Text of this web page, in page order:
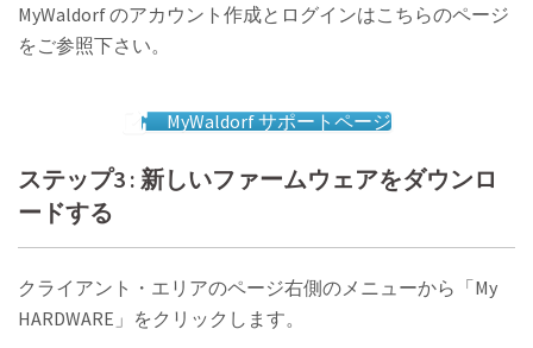
MyWaldorf のアカウント作成とログインはこちらのページ
をご参照下さい。
MyWaldorf サポートページ
ステップ3 : 新しいファームウェアをダウンロ
ードする
クライアント・エリアのページ右側のメニューから「My
HARDWARE」をクリックします。